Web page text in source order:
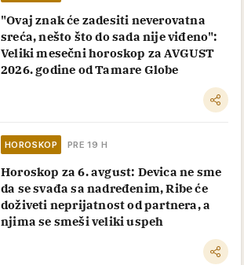
"Ovaj znak će zadesiti neverovatna
sreća, nešto što do sada nije viđeno":
Veliki mesečni horoskop za AVGUST
2026. godine od Tamare Globe
HOROSKOP PRE 19 H
Horoskop za 6. avgust: Devica ne sme
da se svađa sa nadređenim, Ribe će
doživeti neprijatnost od partnera, a
njima se smeši veliki uspeh